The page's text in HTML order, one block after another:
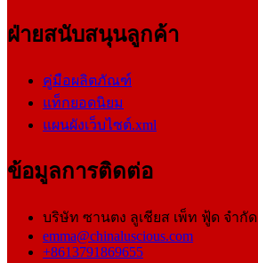
ฝ่ายสนับสนุนลูกค้า
คู่มือผลิตภัณฑ์
แท็กยอดนิยม
แผนผังเว็บไซต์.xml
ข้อมูลการติดต่อ
บริษัท ซานตง ลูเชียส เพ็ท ฟู้ด จำกัด
emma@chinaluscious.com
+8613791869655